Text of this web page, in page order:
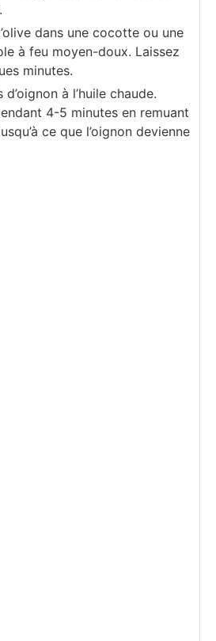
dans une cocotte ou une
à feu moyen-doux. Laissez
minutes.
à l’huile chaude.
4-5 minutes en remuant
ce que l’oignon devienne